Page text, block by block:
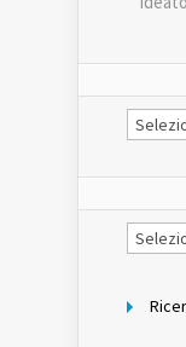
Le
Notizie
Notizie
per